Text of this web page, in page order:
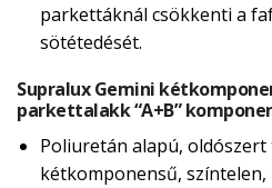
parkettáknál csökkenti a
sötétedését.
Supralux Gemini
parkettalakk “A+B”
Poliuretán alapú,
kétkomponensű, színtelen,